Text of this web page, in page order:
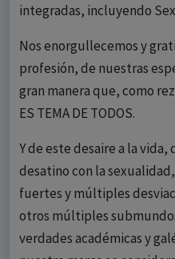
integradas, incluyendo
Nos enorgullecemos y
profesión, de nuestras
gran manera que, como
ES TEMA DE TODOS.
Y de este desaire a la
desatino con la
fuertes y múltiples
otros múltiples
verdades académicas y